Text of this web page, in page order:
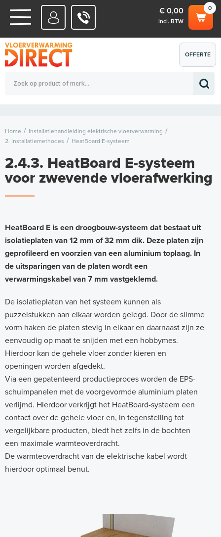
WATERSYSTEMEN
ELEKTRISCHE SYSTEMEN
0
€ 0,00
incl. BTW
Totaalbedrag (incl. BTW) € 0,00
OFFERTE
AANVRAGEN
Home
Installatiehandleiding elektrische vloerverwarming
2. Installatiemethodes
HeatBoard E-systeem
2.4.3. HeatBoard E-systeem
voor zwevende vloerafwerking
e
a
t
B
a
r
d
E
-
s
y
s
t
e
e
HeatBoard E is een droogbouw-systeem dat bestaat uit
isolatieplaten van 12 mm of 32 mm dik. Deze platen zijn
geprofileerd en voorzien van een aluminium toplaag. In
de uitsparingen van de platen wordt een
verwarmingskabel van 7 mm vastgeklemd.
De isolatieplaten van het systeem kunnen als
puzzelstukken aan elkaar worden gelegd. Door de slimme
vorm haken de platen stevig in elkaar en daarnaast zijn ze
eenvoudig op maat te snijden met een hobbymes.
Hierdoor kan de gehele vloer zonder kieren en
openingen worden afgedekt.
Via een gepatenteerd productieproces worden de EPS-
schuimpanelen met de voorgevormde aluminium platen
verlijmd. Hierdoor verkrijgt het HeatBoard-systeem een
contact over de gehele vloer en, in tegenstelling tot
vergelijkbare producten, biedt het zelfs in de bochten
een maximale warmteoverdracht.
De warmteoverdracht van de elektrische kabel wordt
hierdoor optimaal benut.